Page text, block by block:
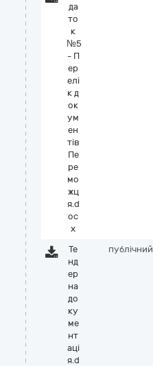
да
то
к
№5
- П
ер
елі
к д
ок
ум
ен
тів
Пе
ре
мо
жц
я.d
oc
x
Те
нд
ер
на
до
ку
ме
нт
аці
я.d
публічний